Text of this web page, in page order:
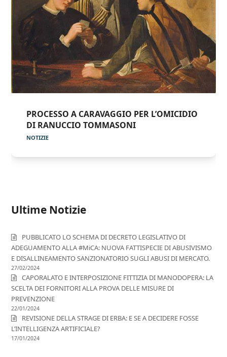
PROCESSO A CARAVAGGIO PER L’OMICIDIO
DI RANUCCIO TOMMASONI
NOTIZIE
Ultime Notizie
PUBBLICATO LO SCHEMA DI DECRETO LEGISLATIVO DI
ADEGUAMENTO ALLA #MiCA: NUOVA FATTISPECIE DI ABUSIVISMO
E DISALLINEAMENTO SANZIONATORIO SUGLI ABUSI DI MERCATO.
27/02/2024
CAPORALATO E INTERPOSIZIONE FITTIZIA DI MANODOPERA: LA
SCELTA DEI FORNITORI ALLA PROVA DELLE MISURE DI
PREVENZIONE
22/01/2024
REVISIONE DELLA STRAGE DI ERBA: E SE A DECIDERE FOSSE
L’INTELLIGENZA ARTIFICIALE?
17/01/2024